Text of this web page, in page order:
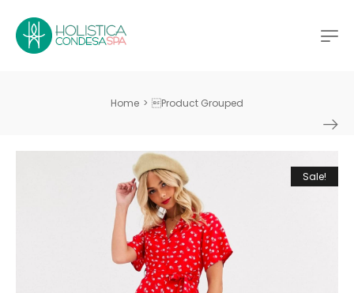
Home > Product Grouped
Sale!